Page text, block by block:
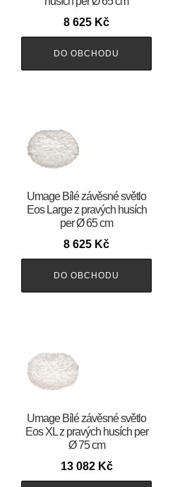
8 625 Kč
DO OBCHODU
Umage Bílé závěsné světlo
Eos Large z pravých husích
per Ø 65 cm
8 625 Kč
DO OBCHODU
Umage Bílé závěsné světlo
Eos XL z pravých husích per
Ø 75 cm
13 082 Kč